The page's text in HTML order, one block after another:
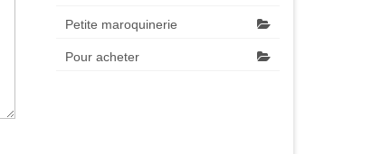
Petite maroquinerie
Pour acheter